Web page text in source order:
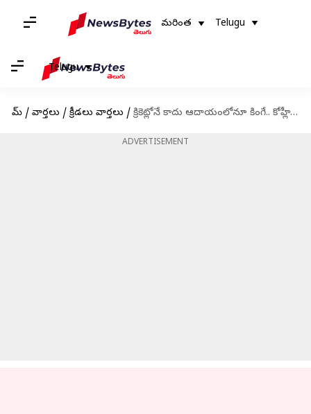
మరింత Telugu
Telugu
హోమ్ / వార్తలు / క్రీడలు వార్తలు / క్రికెట్లోనే కాదు ఆదాయంలోనూ కింగే.. కోహ్లీ ఆస్తుల విలువ తెలిస్తే షాకవ్వాల్సిందే!
ADVERTISEMENT